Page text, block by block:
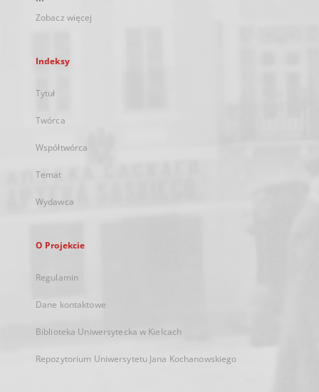
Zobacz więcej
Indeksy
Tytuł
Twórca
Współtwórca
Temat
Wydawca
O Projekcie
Regulamin
Dane kontaktowe
Biblioteka Uniwersytecka w Kielcach
Repozytorium Uniwersytetu Jana Kochanowskiego